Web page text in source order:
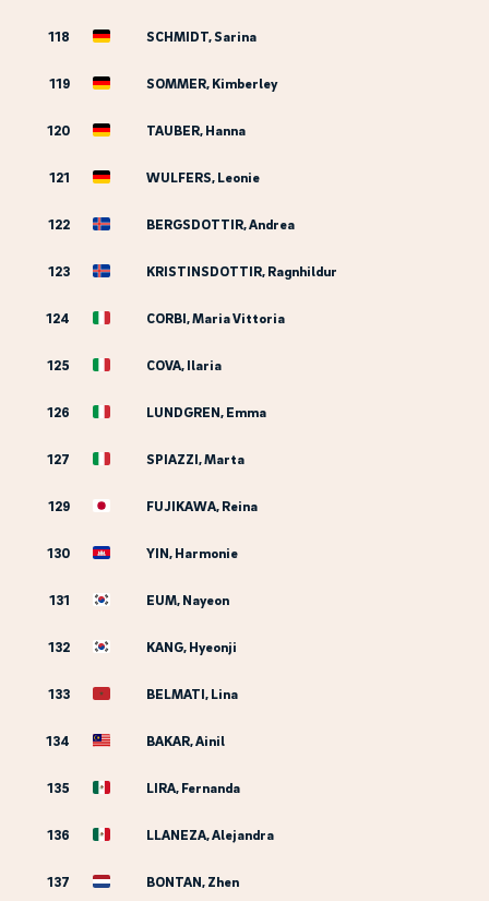
118 SCHMIDT, Sarina
119 SOMMER, Kimberley
120 TAUBER, Hanna
121 WULFERS, Leonie
122 BERGSDOTTIR, Andrea
123 KRISTINSDOTTIR, Ragnhildur
124 CORBI, Maria Vittoria
125 COVA, Ilaria
126 LUNDGREN, Emma
127 SPIAZZI, Marta
129 FUJIKAWA, Reina
130 YIN, Harmonie
131 EUM, Nayeon
132 KANG, Hyeonji
133 BELMATI, Lina
134 BAKAR, Ainil
135 LIRA, Fernanda
136 LLANEZA, Alejandra
137 BONTAN, Zhen